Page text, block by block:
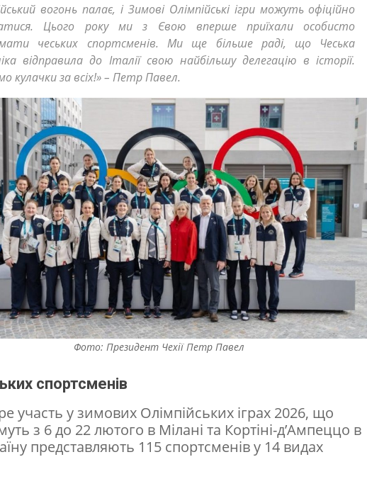
вогонь палає, і Зимові Олімпійські ігри можуть офіційно
Цього року ми з Євою вперше приїхали особисто
чеських спортсменів. Ми ще більше раді, що Чеська
відправила до Італії свою найбільшу делегацію в історії.
кулачки за всіх!» – Петр Павел.
Фото: Президент Чехії Петр Павел
спортсменів
участь у зимових Олімпійських іграх 2026, що
з 6 до 22 лютого в Мілані та Кортіні-д’Ампеццо в
представляють 115 спортсменів у 14 видах